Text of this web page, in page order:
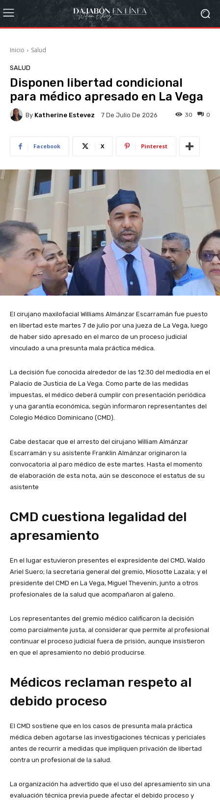
Inicio Salud
SALUD
Disponen libertad condicional
para médico apresado en La Vega
By Katherine Estevez 7 De Julio De 2026 0
30
Facebook X Pinterest
El cirujano maxilofacial Williams Almánzar Escarramán fue puesto
en libertad este martes 7 de julio por una jueza de La Vega, luego
de haber sido apresado en el marco de un proceso judicial
vinculado a una presunta mala práctica médica.
La decisión fue conocida alrededor de las 12:30 del mediodía en el
Palacio de Justicia de La Vega. Como parte de las medidas
impuestas, el médico deberá cumplir con presentación periódica
y una garantía económica, según informaron representantes del
Colegio Médico Dominicano (CMD).
Cabe destacar que el arresto del cirujano William Almánzar
Escarramán y su asistente Franklin Almánzar originaron la
convocatoria al paro médico de este martes. Hasta el momento
de elaboración de esta nota, aún se desconoce el estatus de su
asistente
CMD cuestiona legalidad del
apresamiento
En el lugar estuvieron presentes el expresidente del CMD, Waldo
Ariel Suero; la secretaria general del gremio, Miosotte Lazala; y el
presidente del CMD en La Vega, Miguel Thevenin, junto a otros
profesionales de la salud que acompañaron al galeno.
Los representantes del gremio médico calificaron la decisión
como parcialmente justa, al considerar que permite al profesional
continuar el proceso judicial fuera de prisión, aunque insistieron
en que el apresamiento no debió producirse.
Médicos reclaman respeto al
debido proceso
El CMD sostiene que en los casos de presunta mala práctica
médica deben agotarse las investigaciones técnicas y periciales
antes de recurrir a medidas que impliquen privación de libertad
contra un profesional de la salud.
La organización ha advertido que el uso del apresamiento sin una
evaluación técnica previa puede afectar el debido proceso y